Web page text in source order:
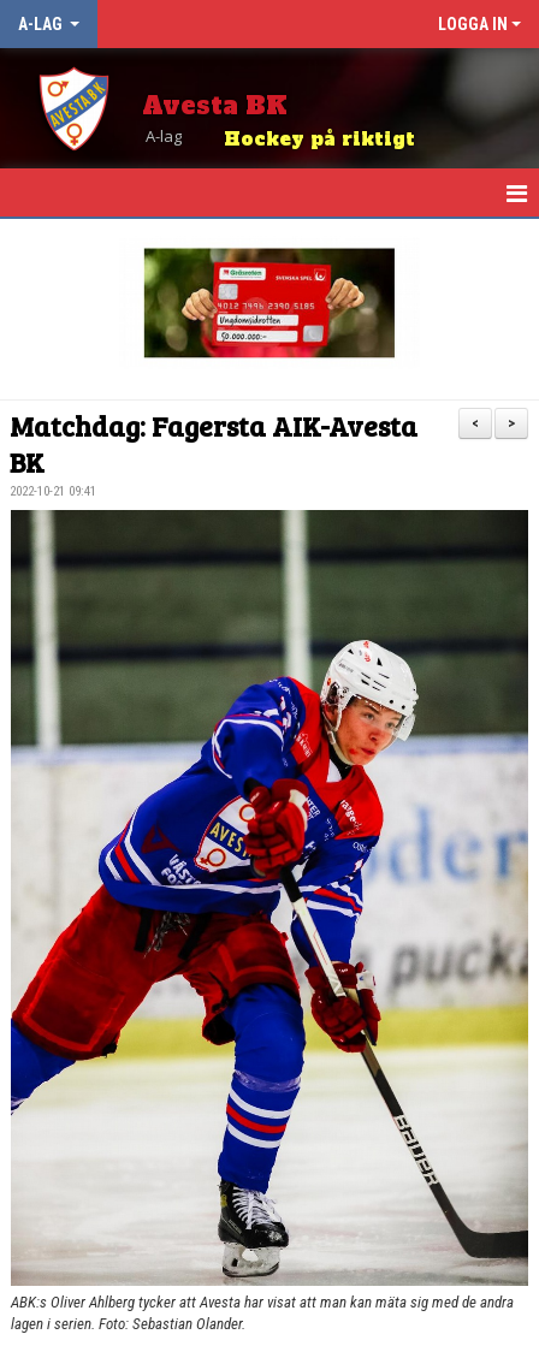
A-LAG LOGGA IN
Avesta BK
Hockey på riktigt
A-lag
TABELL OCH RESULTAT
KONTAKT
>
<
Matchdag: Fagersta AIK-Avesta
BK
2022-10-21 09:41
ABK:s Oliver Ahlberg tycker att Avesta har visat att man kan mäta sig med de andra
lagen i serien. Foto: Sebastian Olander.